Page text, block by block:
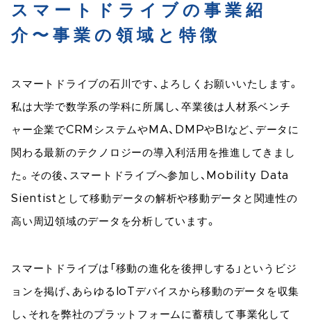
スマートドライブの事業紹
介〜事業の領域と特徴
スマートドライブの石川です、よろしくお願いいたします。
私は大学で数学系の学科に所属し、卒業後は人材系ベンチ
ャー企業でCRMシステムやMA、DMPやBIなど、データに
関わる最新のテクノロジーの導入利活用を推進してきまし
た。その後、スマートドライブへ参加し、Mobility Data
Sientistとして移動データの解析や移動データと関連性の
高い周辺領域のデータを分析しています。
スマートドライブは「移動の進化を後押しする」というビジ
ョンを掲げ、あらゆるIoTデバイスから移動のデータを収集
し、それを弊社のプラットフォームに蓄積して事業化して